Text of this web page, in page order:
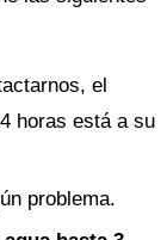
el
horas está a su
problema.